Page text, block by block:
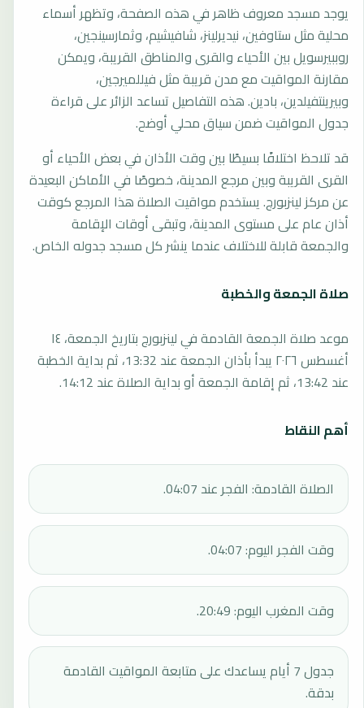
يوجد مسجد معروف ظاهر في هذه الصفحة، وتظهر أسماء
محلية مثل ستاوفين، نيديرلينز، شافيشيم، وثمارسينجين،
روببيرسويل بين الأحياء والقرى والمناطق القريبة، ويمكن
مقارنة المواقيت مع مدن قريبة مثل فيللميرجين،
وبيرينتفيلدين، بادين. هذه التفاصيل تساعد الزائر على قراءة
جدول المواقيت ضمن سياق محلي أوضح.
قد تلاحظ اختلافًا بسيطًا بين وقت الأذان في بعض الأحياء أو
القرى القريبة وبين مرجع المدينة، خصوصًا في الأماكن البعيدة
عن مركز لينزبورج. يستخدم مواقيت الصلاة هذا المرجع كوقت
أذان عام على مستوى المدينة، وتبقى أوقات الإقامة
والجمعة قابلة للاختلاف عندما ينشر كل مسجد جدوله الخاص.
صلاة الجمعة والخطبة
موعد صلاة الجمعة القادمة في لينزبورج بتاريخ الجمعة، ١٤
أغسطس ٢٠٢٦ يبدأ بأذان الجمعة عند 13:32، ثم بداية الخطبة
عند 13:42، ثم إقامة الجمعة أو بداية الصلاة عند 14:12.
أهم النقاط
الصلاة القادمة: الفجر عند 04:07.
وقت الفجر اليوم: 04:07.
وقت المغرب اليوم: 20:49.
جدول 7 أيام يساعدك على متابعة المواقيت القادمة
بدقة.